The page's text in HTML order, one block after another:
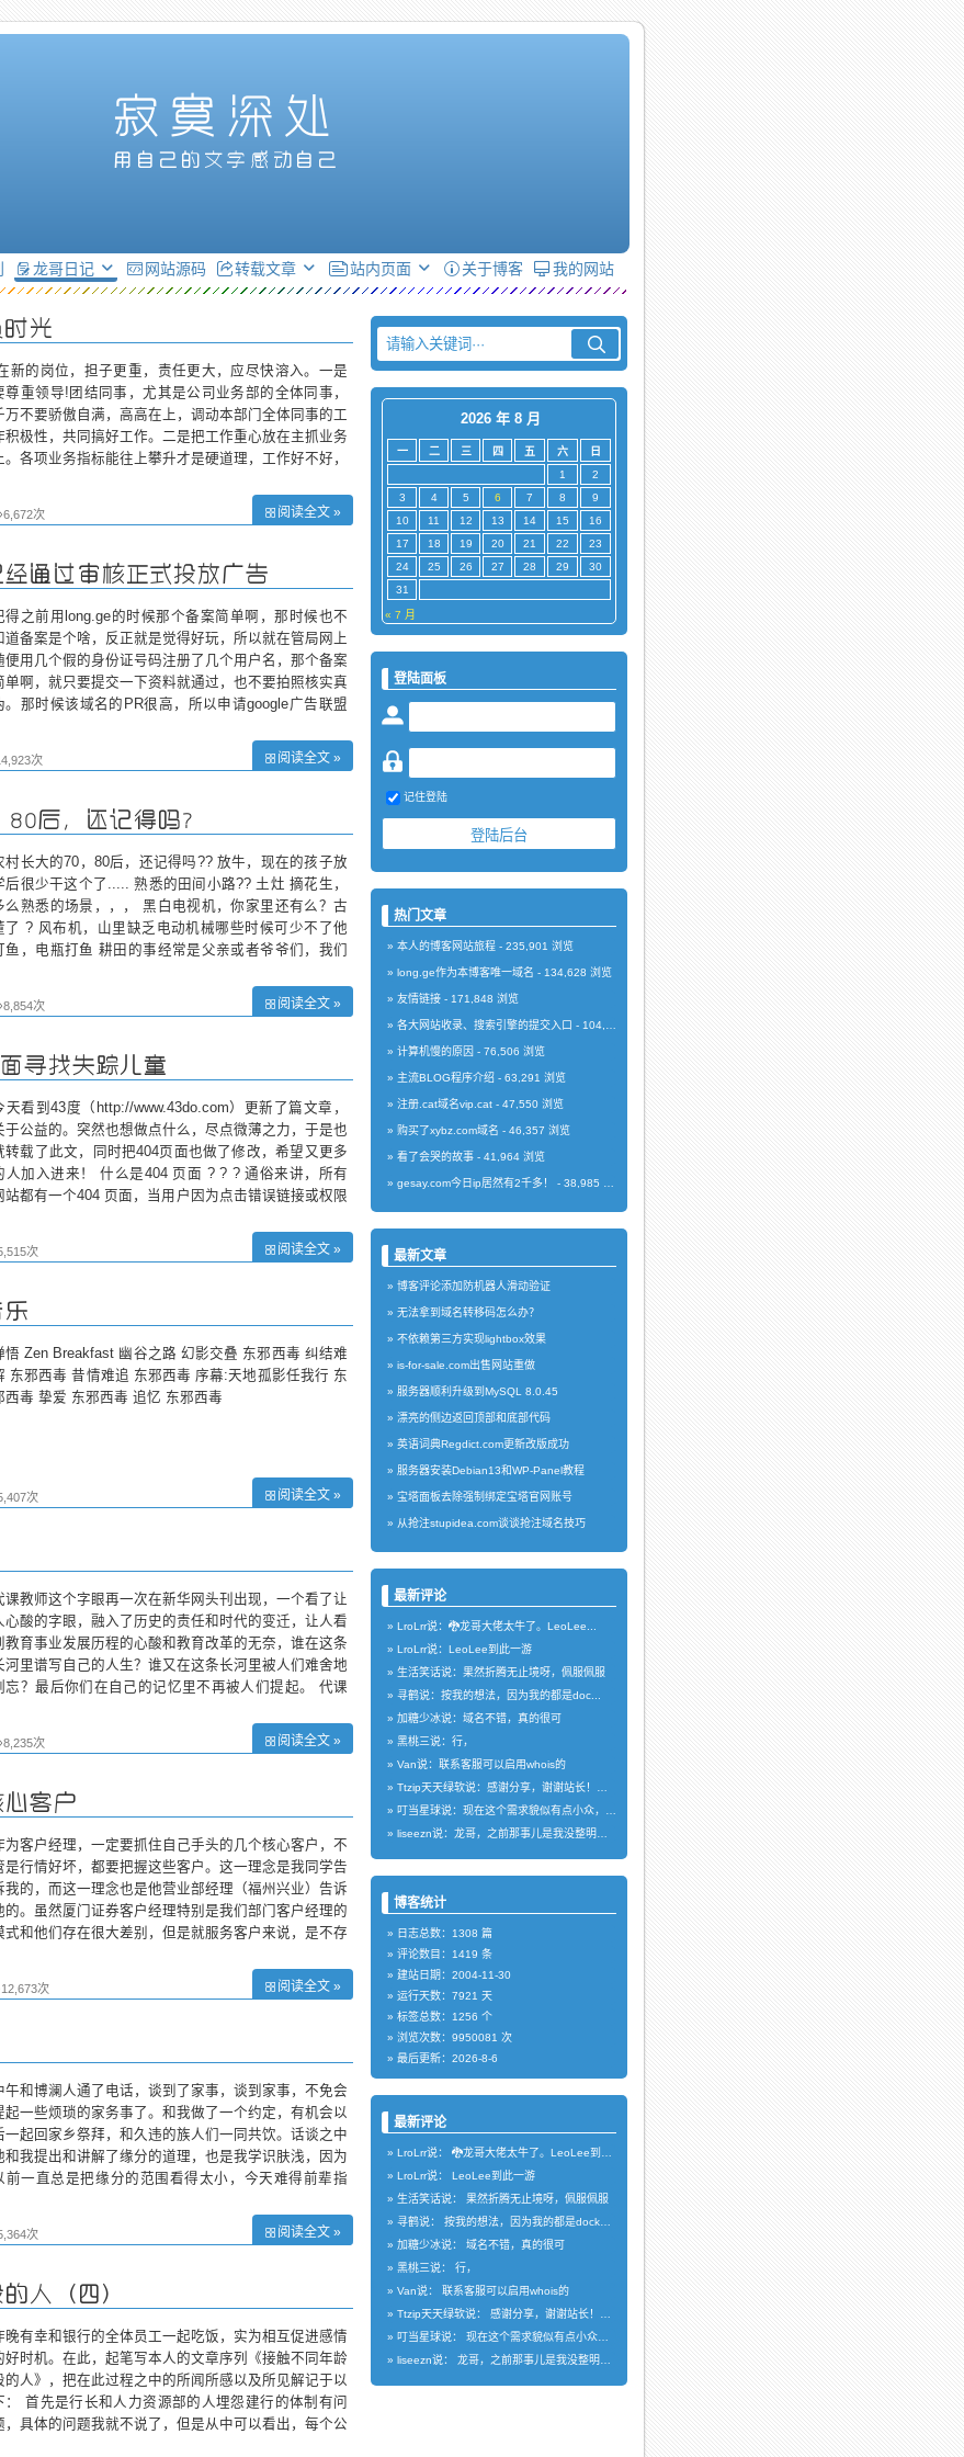
寂寞深处
用自己的文字感动自己
龙哥日记 网站源码 转载文章 站内页面 关于博客 我的网站
光
新的岗位，担子更重，责任更大，应尽快溶入。一是
尊重领导!团结同事，尤其是公司业务部的全体同事，
万不要骄傲自满，高高在上，调动本部门全体同事的工
积极性，共同搞好工作。二是把工作重心放在主抓业务
。各项业务指标能往上攀升才是硬道理，工作好不好，
6,672次 阅读全文 »
通过审核正式投放广告
得之前用long.ge的时候那个备案简单啊，那时候也不
道备案是个啥，反正就是觉得好玩，所以就在管局网上
便用几个假的身份证号码注册了几个用户名，那个备案
单啊，就只要提交一下资料就通过，也不要拍照核实真
。那时候该域名的PR很高，所以申请google广告联盟
次 阅读全文 »
80后，还记得吗?
村长大的70，80后，还记得吗?? 放牛，现在的孩子放
后很少干这个了..... 熟悉的田间小路?? 土灶 摘花生，
么熟悉的场景，，， 黑白电视机，你家里还有么？古
了 ? 风布机，山里缺乏电动机械哪些时候可少不了他
鱼，电瓶打鱼 耕田的事经常是父亲或者爷爷们，我们
8,854次 阅读全文 »
寻找失踪儿童
天看到43度（http://www.43do.com）更新了篇文章，
于公益的。突然也想做点什么，尽点微薄之力，于是也
转载了此文，同时把404页面也做了修改，希望又更多
人加入进来！ 什么是404 页面 ? ? ? 通俗来讲，所有
站都有一个404 页面，当用户因为点击错误链接或权限
次 阅读全文 »
乐
悟 Zen Breakfast 幽谷之路 幻影交叠 东邪西毒 纠结难
东邪西毒 昔情难追 东邪西毒 序幕:天地孤影任我行 东
西毒 挚爱 东邪西毒 追忆 东邪西毒
次 阅读全文 »
课教师这个字眼再一次在新华网头刊出现，一个看了让
心酸的字眼，融入了历史的责任和时代的变迁，让人看
教育事业发展历程的心酸和教育改革的无奈，谁在这条
河里谱写自己的人生？谁又在这条长河里被人们难舍地
忘？最后你们在自己的记忆里不再被人们提起。 代课
8,235次 阅读全文 »
客户
为客户经理，一定要抓住自己手头的几个核心客户，不
是行情好坏，都要把握这些客户。这一理念是我同学告
我的，而这一理念也是他营业部经理（福州兴业）告诉
的。虽然厦门证券客户经理特别是我们部门客户经理的
式和他们存在很大差别，但是就服务客户来说，是不存
12,673次 阅读全文 »
午和博澜人通了电话，谈到了家事，谈到家事，不免会
起一些烦琐的家务事了。和我做了一个约定，有机会以
一起回家乡祭拜，和久违的族人们一同共饮。话谈之中
和我提出和讲解了缘分的道理，也是我学识肤浅，因为
前一直总是把缘分的范围看得太小，今天难得前辈指
次 阅读全文 »
人（四）
晚有幸和银行的全体员工一起吃饭，实为相互促进感情
好时机。在此，起笔写本人的文章序列《接触不同年龄
的人》，把在此过程之中的所闻所感以及所见解记于以
： 首先是行长和人力资源部的人埋怨建行的体制有问
，具体的问题我就不说了，但是从中可以看出，每个公
2026 年 8 月
一 二 三 四 五 六
日
1
2
3
4 5 6 7 8
9
10
11 12 13 14 15
16
17
18 19 20 21 22
23
24
25 26 27 28 29
30
31
« 7 月
登陆面板
记住登陆
热门文章
本人的博客网站旅程 - 235,901 浏览
long.ge作为本博客唯一域名 - 134,628 浏览
友情链接 - 171,848 浏览
各大网站收录、搜索引擎的提交入口 - 104,566 浏览
计算机慢的原因 - 76,506 浏览
主流BLOG程序介绍 - 63,291 浏览
注册.cat域名vip.cat - 47,550 浏览
购买了xybz.com域名 - 46,357 浏览
看了会哭的故事 - 41,964 浏览
gesay.com今日ip居然有2千多！ - 38,985 浏览
最新文章
博客评论添加防机器人滑动验证
无法拿到域名转移码怎么办？
不依赖第三方实现lightbox效果
is-for-sale.com出售网站重做
服务器顺利升级到MySQL 8.0.45
漂亮的侧边返回顶部和底部代码
英语词典Regdict.com更新改版成功
服务器安装Debian13和WP-Panel教程
宝塔面板去除强制绑定宝塔官网账号
从抢注stupidea.com谈谈抢注域名技巧
最新评论
LroLrr说：🐉龙哥大佬太牛了。LeoLee...
LroLrr说：LeoLee到此一游
生活笑话说：果然折腾无止境呀，佩服佩服
寻鹤说：按我的想法，因为我的都是doc...
加糖少冰说：域名不错，真的很可
黑桃三说：行，
Van说：联系客服可以启用whois的
Ttzip天天绿软说：感谢分享，谢谢站长！！已收藏
叮当星球说：现在这个需求貌似有点小众，不过...
liseezn说：龙哥，之前那事儿是我没整明白，...
博客统计
日志总数：1308 篇
评论数目：1419 条
建站日期：2004-11-30
运行天数：7921 天
标签总数：1256 个
浏览次数：9950081 次
最后更新：2026-8-6
最新评论
LroLrr说： 🐉龙哥大佬太牛了。LeoLee到此一游
LroLrr说： LeoLee到此一游
生活笑话说： 果然折腾无止境呀，佩服佩服
寻鹤说： 按我的想法，因为我的都是docker容器…
加糖少冰说： 域名不错，真的很可
黑桃三说： 行，
Van说： 联系客服可以启用whois的
Ttzip天天绿软说： 感谢分享，谢谢站长！！已收藏
叮当星球说： 现在这个需求貌似有点小众，不过工具类我也…
liseezn说： 龙哥，之前那事儿是我没整明白，搞个申请页…